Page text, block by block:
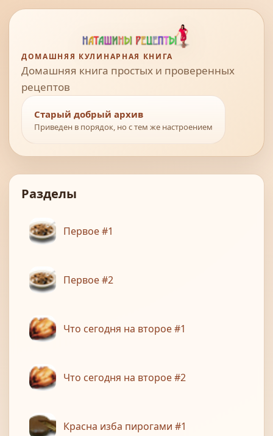
ДОМАШНЯЯ КУЛИНАРНАЯ КНИГА
Домашняя книга простых и проверенных
рецептов
Старый добрый архив
Приведен в порядок, но с тем же настроением
Разделы
Первое #1
Первое #2
Что сегодня на второе #1
Что сегодня на второе #2
Красна изба пирогами #1